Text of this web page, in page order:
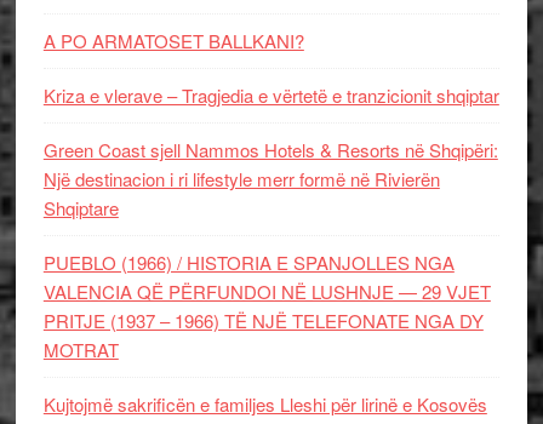
A PO ARMATOSET BALLKANI?
Kriza e vlerave – Tragjedia e vërtetë e tranzicionit shqiptar
Green Coast sjell Nammos Hotels & Resorts në Shqipëri:
Një destinacion i ri lifestyle merr formë në Rivierën
Shqiptare
PUEBLO (1966) / HISTORIA E SPANJOLLES NGA
VALENCIA QË PËRFUNDOI NË LUSHNJE — 29 VJET
PRITJE (1937 – 1966) TË NJË TELEFONATE NGA DY
MOTRAT
Kujtojmë sakrificën e familjes Lleshi për lirinë e Kosovës